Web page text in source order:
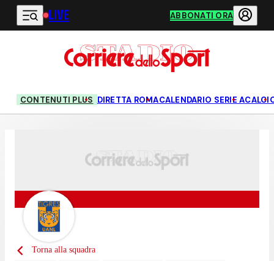
Vai al contenuto principale
LIVE ABBONATI ORA
CONTENUTI PLUS DIRETTA ROMACALENDARIO SERIE A
Torna alla squadra